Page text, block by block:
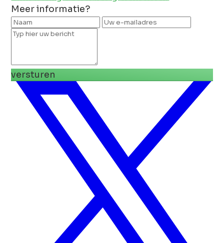
Meer informatie?
versturen